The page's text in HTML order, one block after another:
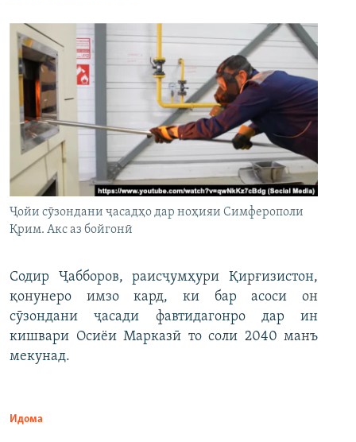
Ҷойи сӯзондани ҷасадҳо дар ноҳияи Симферополи
Қрим. Акс аз бойгонӣ
Содир Ҷабборов, раисҷумҳури Қирғизистон,
қонунеро имзо кард, ки бар асоси он
сӯзондани ҷасади фавтидагонро дар ин
кишвари Осиёи Марказӣ то соли 2040 манъ
мекунад.
Идома